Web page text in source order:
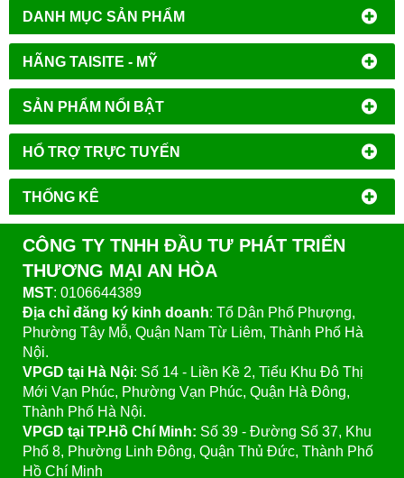
DANH MỤC SẢN PHẨM
HÃNG TAISITE - MỸ
SẢN PHẨM NỔI BẬT
HỔ TRỢ TRỰC TUYẾN
THỐNG KÊ
CÔNG TY TNHH ĐẦU TƯ PHÁT TRIỂN
THƯƠNG MẠI AN HÒA
MST: 0106644389
Địa chỉ đăng ký kinh doanh: Tổ Dân Phố Phượng,
Phường Tây Mỗ, Quận Nam Từ Liêm, Thành Phố Hà
Nội.
VPGD tại Hà Nội: Số 14 - Liền Kề 2, Tiểu Khu Đô Thị
Mới Vạn Phúc, Phường Vạn Phúc, Quận Hà Đông,
Thành Phố Hà Nội.
VPGD tại TP.Hồ Chí Minh: Số 39 - Đường Số 37, Khu
Phố 8, Phường Linh Đông, Quận Thủ Đức, Thành Phố
Hồ Chí Minh